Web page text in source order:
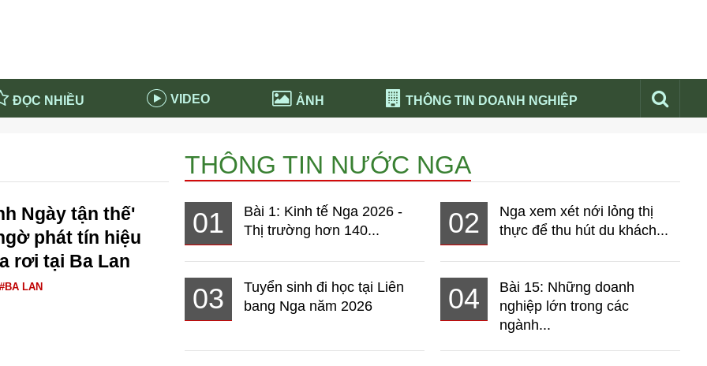
ĐỌC NHIỀU VIDEO ẢNH THÔNG TIN DOANH NGHIỆP
Thời sự
Nổi bật báo nga
nước Nga Tử vi hàng ngày
Phân tích thị trường Nga 2026
- Việt Nam Phân tích chính trị
Ngày tận thế'
phát tín hiệu
rơi tại Ba Lan
#BA LAN
THÔNG TIN NƯỚC NGA
01
Bài 1: Kinh tế Nga 2026 -
Thị trường hơn 140...
02
Nga xem xét nới lỏng thị
thực để thu hút du khách...
03
Tuyển sinh đi học tại Liên
bang Nga năm 2026
04
Bài 15: Những doanh
nghiệp lớn trong các
ngành...